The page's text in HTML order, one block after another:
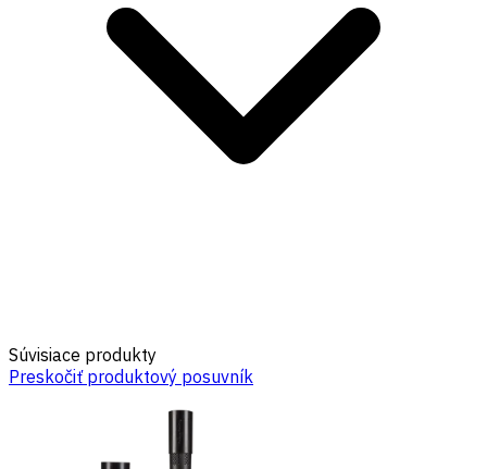
Súvisiace produkty
Preskočiť produktový posuvník